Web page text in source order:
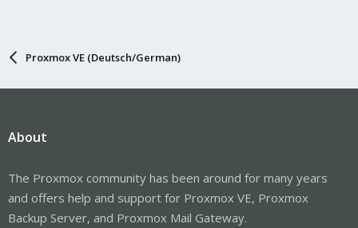
Proxmox VE (Deutsch/German)
About
The Proxmox community has been around for many years
and offers help and support for Proxmox VE, Proxmox
Backup Server, and Proxmox Mail Gateway.